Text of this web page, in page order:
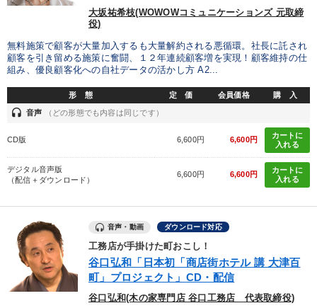
大坂祐希枝(WOWOWコミュニケーションズ 元取締
役)
無料施策で顧客が大量加入するも大量解約される悪循環。社長に託され
顧客を引き留める施策に奮闘、１２年連続顧客増を実現！顧客維持の仕
組み、優良顧客化への自社データの活かし方 A2...
形 態 定 価 会員価格 購 入
headset 音声 （どの形態でも内容は同じです）
CD版 6,600円 6,600円
カートに
入れる
デジタル音声版
（配信＋ダウンロード）
6,600円 6,600円
カートに
入れる
音声・動画 ダウンロード対応
工務店が手掛けた町おこし！
谷口弘和「日本初「商店街ホテル 講 大津百
町」プロジェクト」CD・配信
谷口弘和(木の家専門店 谷口工務店 代表取締役)